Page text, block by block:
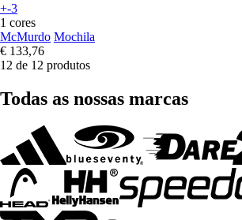
+-3
1 cores
McMurdo Mochila
€ 133,76
12 de 12 produtos
Todas as nossas marcas